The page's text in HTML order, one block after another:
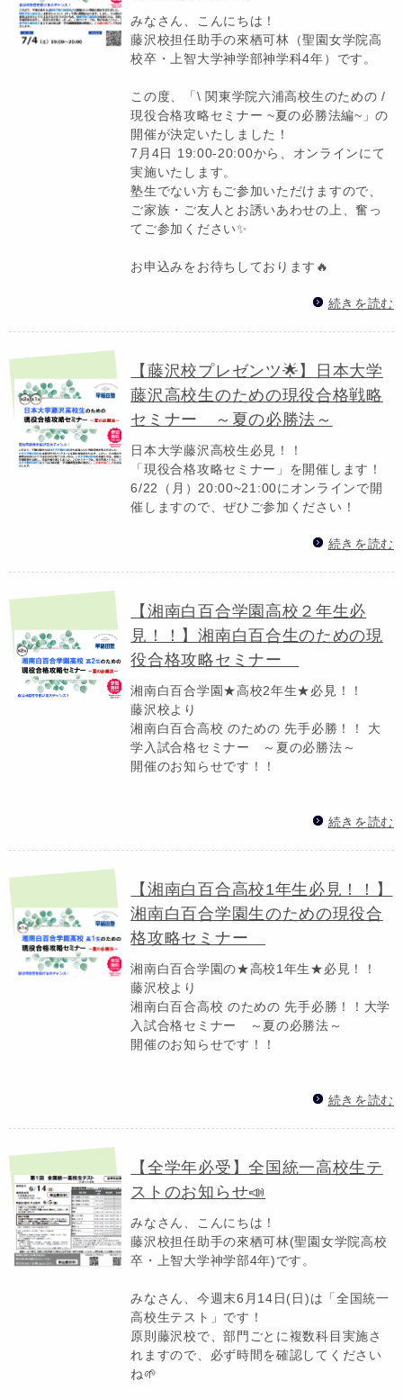
みなさん、こんにちは！
藤沢校担任助手の來栖可林（聖園女学院高
校卒・上智大学神学部神学科4年）です。
この度、「\ 関東学院六浦高校生のための /
現役合格攻略セミナー ~夏の必勝法編~」の
開催が決定いたしました！
7月4日 19:00-20:00から、オンラインにて
実施いたします。
塾生でない方もご参加いただけますので、
ご家族・ご友人とお誘いあわせの上、奮っ
てご参加ください✨
お申込みをお待ちしております🔥
続きを読む
【藤沢校プレゼンツ🌟】日本大学
藤沢高校生のための現役合格戦略
セミナー ～夏の必勝法～
日本大学藤沢高校生必見！！
「現役合格攻略セミナー」を開催します！
6/22（月）20:00~21:00にオンラインで開
催しますので、ぜひご参加ください！
続きを読む
【湘南白百合学園高校２年生必
見！！】湘南白百合生のための現
役合格攻略セミナー
湘南白百合学園★高校2年生★必見！！
藤沢校より
湘南白百合高校 のための 先手必勝！！ 大
学入試合格セミナー ～夏の必勝法～
開催のお知らせです！！
続きを読む
【湘南白百合高校1年生必見！！】
湘南白百合学園生のための現役合
格攻略セミナー
湘南白百合学園の★高校1年生★必見！！
藤沢校より
湘南白百合高校 のための 先手必勝！！大学
入試合格セミナー ～夏の必勝法～
開催のお知らせです！！
続きを読む
【全学年必受】全国統一高校生テ
ストのお知らせ📣
みなさん、こんにちは！
藤沢校担任助手の來栖可林(聖園女学院高校
卒・上智大学神学部4年)です。
みなさん、今週末6月14日(日)は「全国統一
高校生テスト」です！
原則藤沢校で、部門ごとに複数科目実施さ
れますので、必ず時間を確認してください
ね🌱